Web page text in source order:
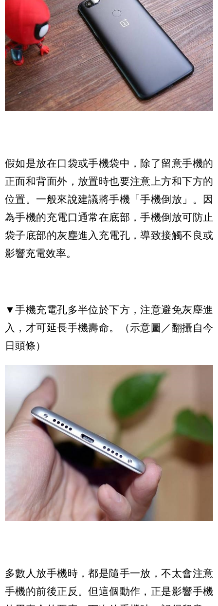
假如是放在口袋或手機袋中，除了留意手機的
正面和背面外，放置時也要注意上方和下方的
位置。一般來說建議將手機「手機倒放」。因
為手機的充電口通常在底部，手機倒放可防止
袋子底部的灰塵進入充電孔，導致接觸不良或
影響充電效率。
▼手機充電孔多半位於下方，注意避免灰塵進
入，才可延長手機壽命。（示意圖／翻攝自今
日頭條）
多數人放手機時，都是隨手一放，不太會注意
手機的前後正反。但這個動作，正是影響手機